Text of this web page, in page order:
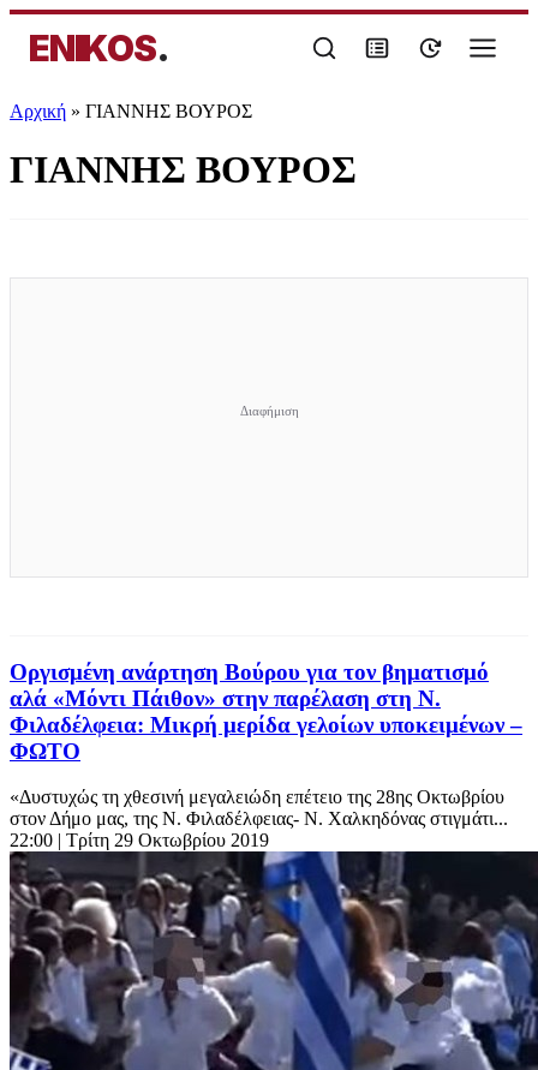
ENIKOS.
Αρχική » ΓΙΑΝΝΗΣ ΒΟΥΡΟΣ
ΓΙΑΝΝΗΣ ΒΟΥΡΟΣ
Οργισμένη ανάρτηση Βούρου για τον βηματισμό
αλά «Μόντι Πάιθον» στην παρέλαση στη Ν.
Φιλαδέλφεια: Μικρή μερίδα γελοίων υποκειμένων –
ΦΩΤΟ
«Δυστυχώς τη χθεσινή μεγαλειώδη επέτειο της 28ης Οκτωβρίου
στον Δήμο μας, της Ν. Φιλαδέλφειας- Ν. Χαλκηδόνας στιγμάτι...
22:00 | Τρίτη 29 Οκτωβρίου 2019